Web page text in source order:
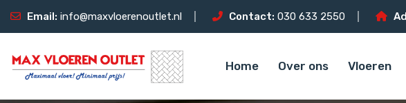
Email: info@maxvloerenoutlet.nl Contact: 030 633 2550
Home Over ons Vloeren